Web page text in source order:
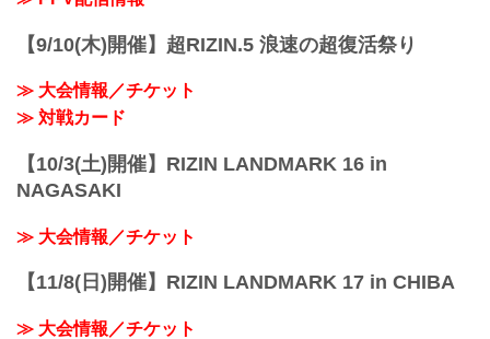
ト・サトシ・ソウザ vs. 徳留一樹
...
【9/10(木)開催】超RIZIN.5 浪速の超復活祭り
≫ 大会情報／チケット
≫ 対戦カード
【10/3(土)開催】RIZIN LANDMARK 16 in
NAGASAKI
≫ 大会情報／チケット
【11/8(日)開催】RIZIN LANDMARK 17 in CHIBA
≫ 大会情報／チケット